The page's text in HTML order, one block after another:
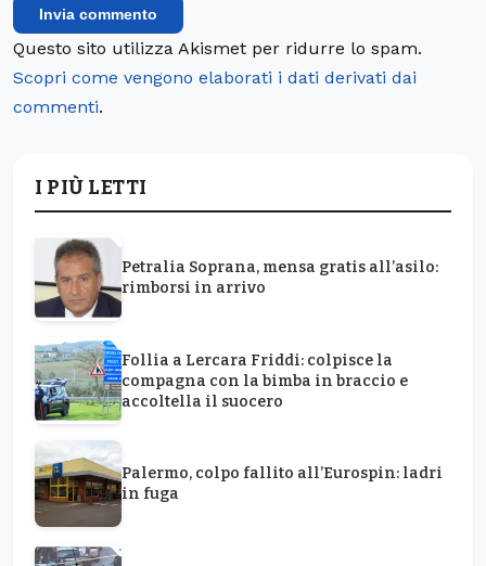
Questo sito utilizza Akismet per ridurre lo spam.
Scopri come vengono elaborati i dati derivati dai
commenti.
I PIÙ LETTI
Petralia Soprana, mensa gratis all’asilo:
rimborsi in arrivo
Follia a Lercara Friddi: colpisce la
compagna con la bimba in braccio e
accoltella il suocero
Palermo, colpo fallito all’Eurospin: ladri
in fuga